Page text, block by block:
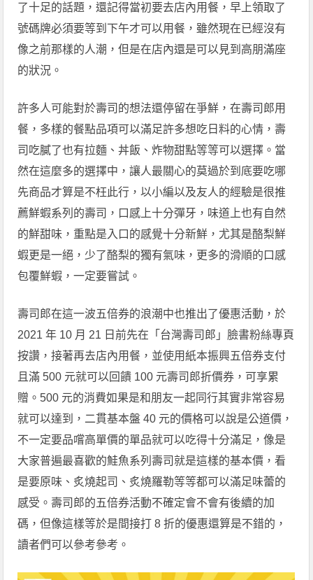
了十足的話題，還記得當初要去店內用餐，早上領取了
號碼牌必須要等到下午才可以用餐，雖然現在已經沒有
像之前那樣的人潮，但是在店內還是可以見到高朋滿座
的狀況。
許多人可能對於壽司的想法還停留在爭鮮，在壽司郎用
餐，多樣的餐點品項可以滿足許多想吃日料的心情，壽
司吃膩了也有拉麵、丼飯、炸物甜點等等可以選擇。當
然在這麼多的選擇中，讓人最關心的莫過於到底要吃哪
先商品才算是不枉此行，以小編以及友人的經驗是很推
薦鮮蝦系列的壽司，口感上十分彈牙，味道上也有自然
的鮮甜味，重點是入口的感覺十分新鮮，尤其是酪梨鮮
蝦更是一絕，少了酪梨的獨有氣味，更多的滑順的口感
包覆鮮蝦，一定要嘗試。
壽司郎在這一波五倍券的浪潮中也推出了優惠活動，於
2021 年 10 月 21 日前先在「台灣壽司郎」臉書粉絲專頁
按讚，接著再去店內用餐，並使用紙本振興五倍券支付
且滿 500 元就可以回饋 100 元壽司郎折價券，可享累
贈。500 元的消費如果是和朋友一起同行其實非常容易
就可以達到，二貫基本盤 40 元的價格可以說是公道價，
不一定要品嚐高單價的單品就可以吃得十分滿足，像是
大家普遍最喜歡的鮭魚系列壽司就是這樣的基本價，看
是要原味、炙燒起司、炙燒羅勒等等都可以滿足味蕾的
感受。壽司郎的五倍券活動不確定會不會有後續的加
碼，但像這樣等於是間接打 8 折的優惠還算是不錯的，
讀者們可以參考參考。